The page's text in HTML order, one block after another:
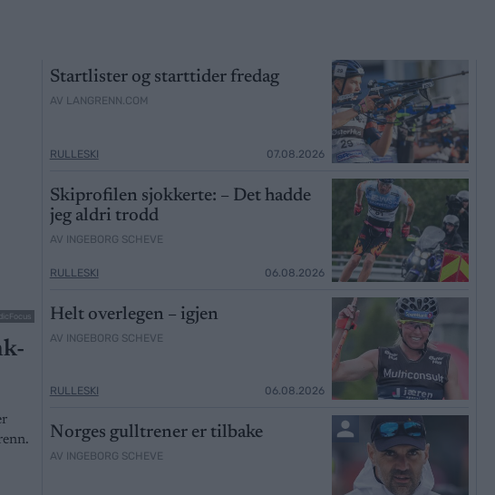
Startlister og starttider fredag
AV LANGRENN.COM
RULLESKI 07.08.2026
Skiprofilen sjokkerte: – Det hadde
jeg aldri trodd
AV INGEBORG SCHEVE
RULLESKI 06.08.2026
Helt overlegen – igjen
AV INGEBORG SCHEVE
RULLESKI 06.08.2026
Norges gulltrener er tilbake
AV INGEBORG SCHEVE